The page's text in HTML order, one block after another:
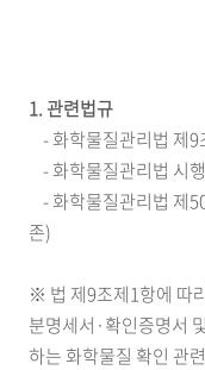
1. 관련법규
- 화학물질관리법 제
- 화학물질관리법 시
- 화학물질관리법 제
존)
※ 법 제9조제1항에 따
분명세서·확인증명서
하는 화학물질 확인 관